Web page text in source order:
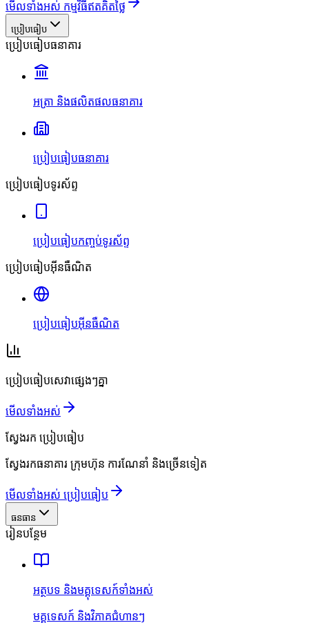
មើលទាំងអស់ កម្មវិធីឥតគិតថ្លៃ
ប្រៀបធៀប
ប្រៀបធៀបធនាគារ
អត្រា និងផលិតផលធនាគារ
ប្រៀបធៀបធនាគារ
ប្រៀបធៀបទូរស័ព្ទ
ប្រៀបធៀបកញ្ចប់ទូរស័ព្ទ
ប្រៀបធៀបអ៊ីនធឺណិត
ប្រៀបធៀបអ៊ីនធឺណិត
ប្រៀបធៀបសេវាផ្សេងៗគ្នា
មើលទាំងអស់
ស្វែងរក ប្រៀបធៀប
ស្វែងរកធនាគារ ក្រុមហ៊ុន ការណែនាំ និងច្រើនទៀត
មើលទាំងអស់ ប្រៀបធៀប
ធនធាន
រៀនបន្ថែម
អត្ថបទ និងមគ្គុទេសក៍ទាំងអស់
មគ្គុទេសក៍ និងវិភាគជំហានៗ